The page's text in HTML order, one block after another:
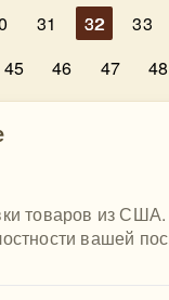
31 32 33
45 46 47 48
товаров из
вашей